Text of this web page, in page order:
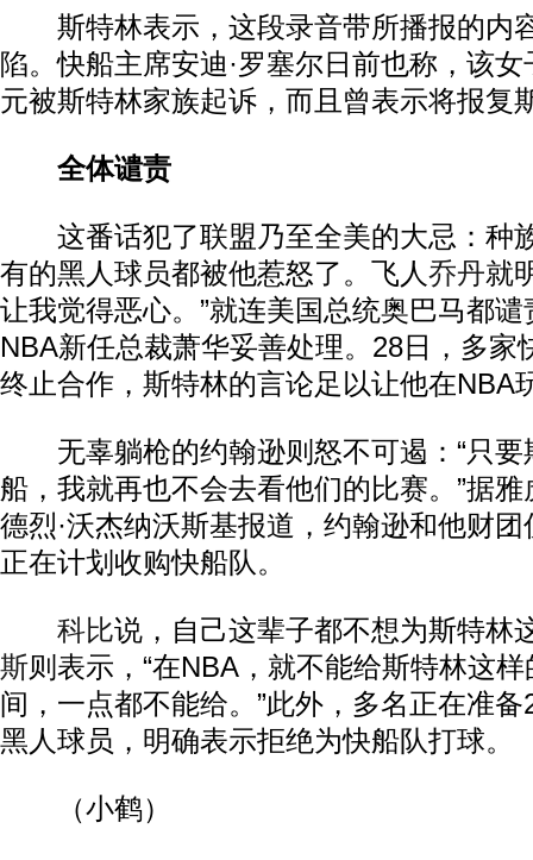
斯特林表示，这段录音带所播报的内
陷。快船主席安迪·罗塞尔日前也称，该
元被斯特林家族起诉，而且曾表示将报复
全体谴责
这番话犯了联盟乃至全美的大忌：种
有的黑人球员都被他惹怒了。飞人乔丹就
让我觉得恶心。”就连美国总统奥巴马都
NBA新任总裁萧华妥善处理。28日，多家
终止合作，斯特林的言论足以让他在NBA
无辜躺枪的约翰逊则怒不可遏：“只要
船，我就再也不会去看他们的比赛。”据
德烈·沃杰纳沃斯基报道，约翰逊和他财
正在计划收购快船队。
科比说，自己这辈子都不想为斯特林
斯则表示，“在NBA，就不能给斯特林这
间，一点都不能给。”此外，多名正在准
黑人球员，明确表示拒绝为快船队打球。
（小鹤）